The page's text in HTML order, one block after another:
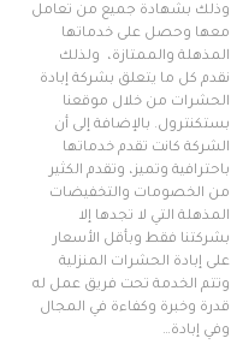
وذلك بشهادة جميع من تعامل
معها وحصل على خدماتها
المذهلة والممتازة، ولذلك
نقدم كل ما يتعلق بشركة إبادة
الحشرات من خلال موقعنا
بستكنترول. بالإضافة إلى أن
الشركة كانت تقدم خدماتها
باحترافية وتميز، وتقدم الكثير
من الخصومات والتخفيضات
المذهلة التي لا تجدها إلا
بشركتنا فقط وبأقل الأسعار
على إبادة الحشرات المنزلية
وتتم الخدمة تحت فريق عمل له
قدرة وخبرة وكفاءة في المجال
وفي إبادة…